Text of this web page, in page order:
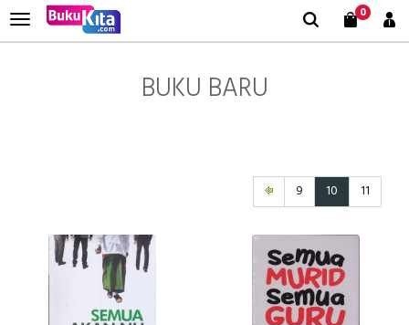
0
BUKU BARU
9 10 11